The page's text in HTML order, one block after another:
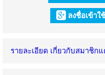
ลงชื่อเข้าใ
รายละเอียด เกี่ยวกับสมาชิก